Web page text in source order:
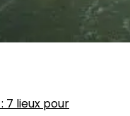
: 7 lieux pour